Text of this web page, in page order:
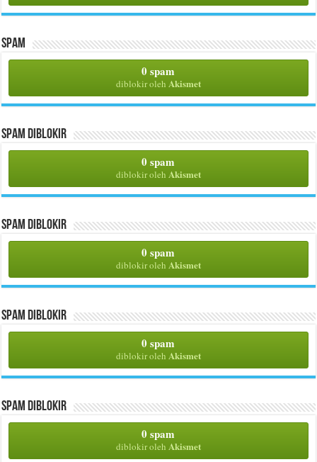
Spam
0 spam
diblokir oleh Akismet
Spam Diblokir
0 spam
diblokir oleh Akismet
Spam Diblokir
0 spam
diblokir oleh Akismet
Spam Diblokir
0 spam
diblokir oleh Akismet
Spam Diblokir
0 spam
diblokir oleh Akismet